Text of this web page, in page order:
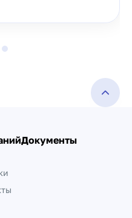
Документы